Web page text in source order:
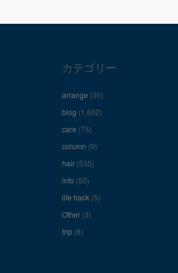
カテゴリー
arrange (30)
blog (1,662)
care (75)
column (9)
hair (535)
info (50)
life hack (5)
Other (3)
trip (8)